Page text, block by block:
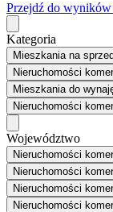
Przejdź do
Kategoria
Mieszkaniana
Nieruchomości
Mieszkaniado
Nieruchomości
Województwo
Nieruchomości
Nieruchomości
Nieruchomości
Nieruchomości